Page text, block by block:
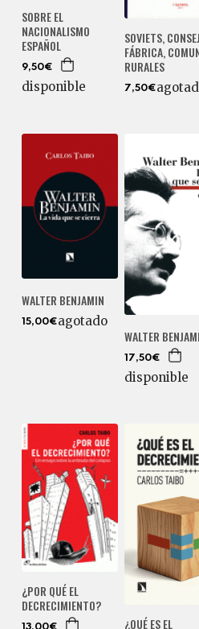
SOBRE EL
NACIONALISMO
ESPAÑOL
9,50€
disponible
SOVIETS,
FÁBRICA,
RURALES
7,50€
WALTER BENJAMIN
15,00€agotado
WALTER
17,50€
disponible
¿POR QUÉ EL
DECRECIMIENTO?
¿QUÉ ES EL